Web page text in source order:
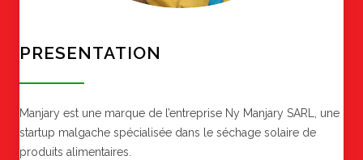
PRESENTATION
Manjary est une marque de l’entreprise Ny Manjary SARL, une
startup malgache spécialisée dans le séchage solaire de
produits alimentaires.